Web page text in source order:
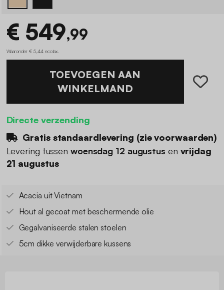
€ 549,99
Waaronder € 5,44 ecotax
TOEVOEGEN AAN
WINKELMAND
Directe verzending
Gratis standaardlevering (zie voorwaarden)
Levering tussen woensdag 12 augustus en vrijdag
21 augustus
Acacia uit Vietnam
Hout al gecoat met beschermende olie
Gegalvaniseerde stalen stoelen
5cm dikke verwijderbare kussens